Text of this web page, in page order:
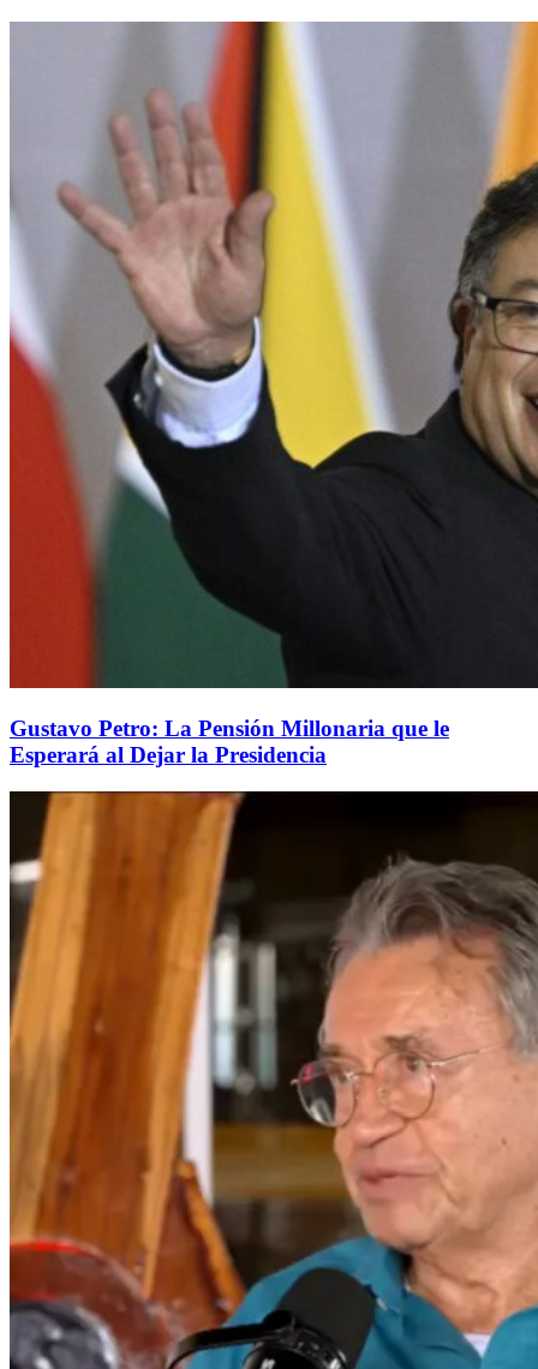
Gustavo Petro: La Pensión Millonaria que le
Esperará al Dejar la Presidencia